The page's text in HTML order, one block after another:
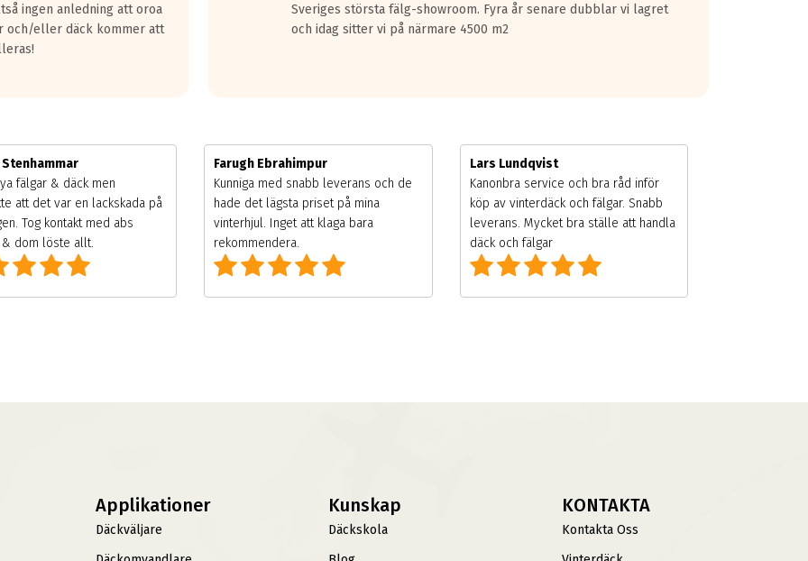
ingen anledning att oroa
och/eller däck kommer att
Sveriges största fälg-showroom. Fyra år senare dubblar vi lagret
och idag sitter vi på närmare 4500 m2
Stenhammar
fälgar & däck men
att det var en lackskada på
Tog kontakt med abs
dom löste allt.
Farugh Ebrahimpur
Kunniga med snabb leverans och de
hade det lägsta priset på mina
vinterhjul. Inget att klaga bara
rekommendera.
Lars Lundqvist
Kanonbra service och bra råd inför
köp av vinterdäck och fälgar. Snabb
leverans. Mycket bra ställe att handla
däck och fälgar
Applikationer
Däckväljare
Kunskap
Däckskola
KONTAKTA
Kontakta Oss